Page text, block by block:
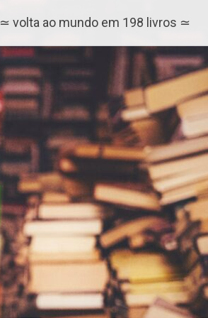
≃ volta ao mundo em 198 livros ≃